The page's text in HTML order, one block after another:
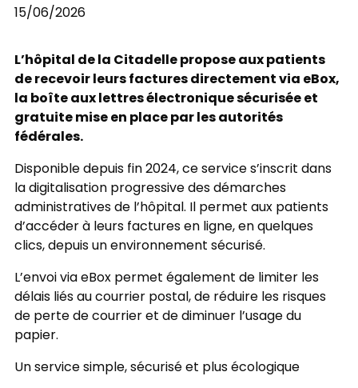
15/06/2026
L’hôpital de la Citadelle propose aux patients
de recevoir leurs factures directement via eBox,
la boîte aux lettres électronique sécurisée et
gratuite mise en place par les autorités
fédérales.
Disponible depuis fin 2024, ce service s’inscrit dans
la digitalisation progressive des démarches
administratives de l’hôpital. Il permet aux patients
d’accéder à leurs factures en ligne, en quelques
clics, depuis un environnement sécurisé.
L’envoi via eBox permet également de limiter les
délais liés au courrier postal, de réduire les risques
de perte de courrier et de diminuer l’usage du
papier.
Un service simple, sécurisé et plus écologique